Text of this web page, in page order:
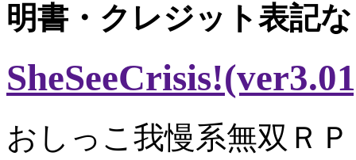
明書・クレジット表記
おしっこ我慢系無双Ｒ